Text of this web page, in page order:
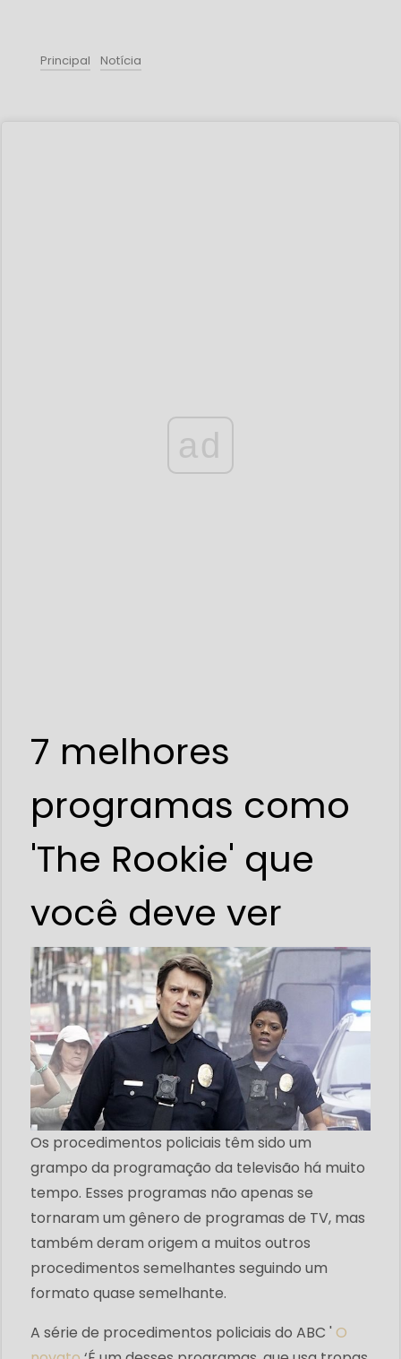
Principal Notícia
ad
7 melhores
programas como
'The Rookie' que
você deve ver
Os procedimentos policiais têm sido um
grampo da programação da televisão há muito
tempo. Esses programas não apenas se
tornaram um gênero de programas de TV, mas
também deram origem a muitos outros
procedimentos semelhantes seguindo um
formato quase semelhante.
A série de procedimentos policiais do ABC ' O